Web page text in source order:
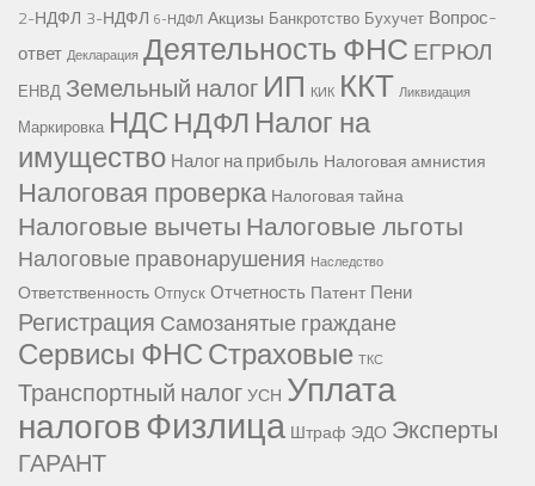
2-НДФЛ 3-НДФЛ 6-НДФЛ Акцизы Банкротство Бухучет Вопрос-
ответ Декларация Деятельность ФНС ЕГРЮЛ
ЕНВД Земельный налог ИП КИК ККТ Ликвидация
Маркировка НДС НДФЛ Налог на
имущество Налог на прибыль Налоговая амнистия
Налоговая проверка Налоговая тайна
Налоговые вычетыНалоговые льготы
Налоговые правонарушения Наследство
Ответственность Отпуск Отчетность Патент Пени
Регистрация Самозанятые граждане
Сервисы ФНССтраховые ТКС
Транспортный налогУСН Уплата
налоговФизлица Штраф ЭДО Эксперты
ГАРАНТ